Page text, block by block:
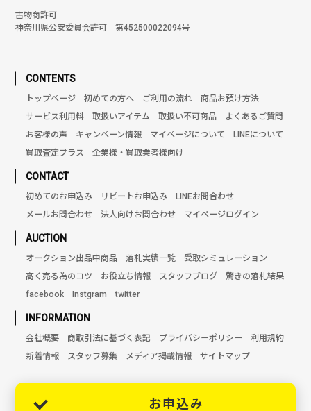
古物商許可
神奈川県公安委員会許可 第452500022094号
CONTENTS
トップページ 初めての方へ ご利用の流れ
商品お預け方法
サービス利用料
取扱いアイテム 取扱い不可商品
よくあるご質問
お客様の声
キャンペーン情報 マイページについて
LINEについて
買取査定プラス
企業様・買取業者様向け
CONTACT
初めてのお申込み リピートお申込み
LINEお問合わせ
メールお問合わせ
法人向けお問合わせ マイページログイン
AUCTION
オークション出品中商品 落札実績一覧
受取シミュレーション
高く売る為のコツ
お役立ち情報 スタッフブログ
驚きの落札結果
facebook
Instgram twitter
INFORMATION
会社概要 商取引法に基づく表記 プライバシーポリシー
利用規約
新着情報
スタッフ募集 メディア掲載情報 サイトマップ
お申込み